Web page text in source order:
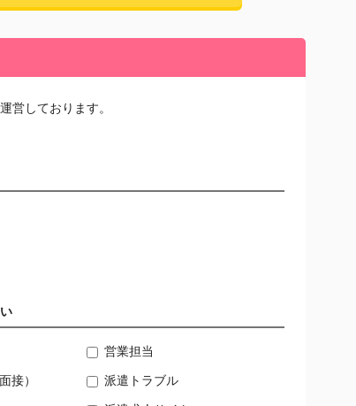
営しております。
営業担当
接） 派遣トラブル